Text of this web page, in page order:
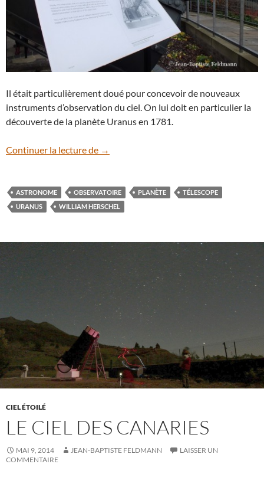
Il était particulièrement doué pour concevoir de nouveaux
instruments d’observation du ciel. On lui doit en particulier la
découverte de la planète Uranus en 1781.
Continuer la lecture de Le télescope de William Herschel
→
ASTRONOME OBSERVATOIRE PLANÈTE
TÉLESCOPE
URANUS
WILLIAM HERSCHEL
CIEL ÉTOILÉ
LE CIEL DES CANARIES
MAI 9, 2014 JEAN-BAPTISTE FELDMANN
LAISSER UN
COMMENTAIRE